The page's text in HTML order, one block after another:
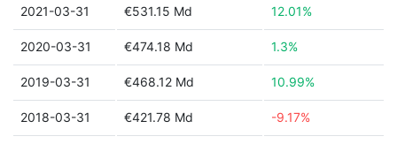
2021-03-31 €531.15 Md 12.01%
2020-03-31 €474.18 Md 1.3%
2019-03-31 €468.12 Md 10.99%
2018-03-31 €421.78 Md -9.17%